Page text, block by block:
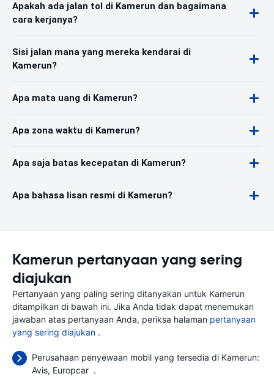
Apakah ada jalan tol di Kamerun dan bagaimana
cara kerjanya?
Sisi jalan mana yang mereka kendarai di
Kamerun?
Apa mata uang di Kamerun?
Apa zona waktu di Kamerun?
Apa saja batas kecepatan di Kamerun?
Apa bahasa lisan resmi di Kamerun?
Kamerun pertanyaan yang sering
diajukan
Pertanyaan yang paling sering ditanyakan untuk Kamerun
ditampilkan di bawah ini. Jika Anda tidak dapat menemukan
jawaban atas pertanyaan Anda, periksa halaman pertanyaan
yang sering diajukan .
Perusahaan penyewaan mobil yang tersedia di Kamerun:
Avis Europcar .